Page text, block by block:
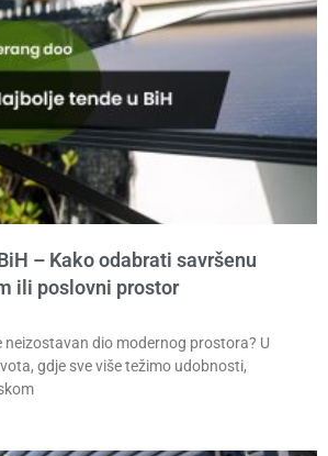
– Kako odabrati savršenu
ili poslovni prostor
dio modernog prostora? U
gdje sve više težimo udobnosti,